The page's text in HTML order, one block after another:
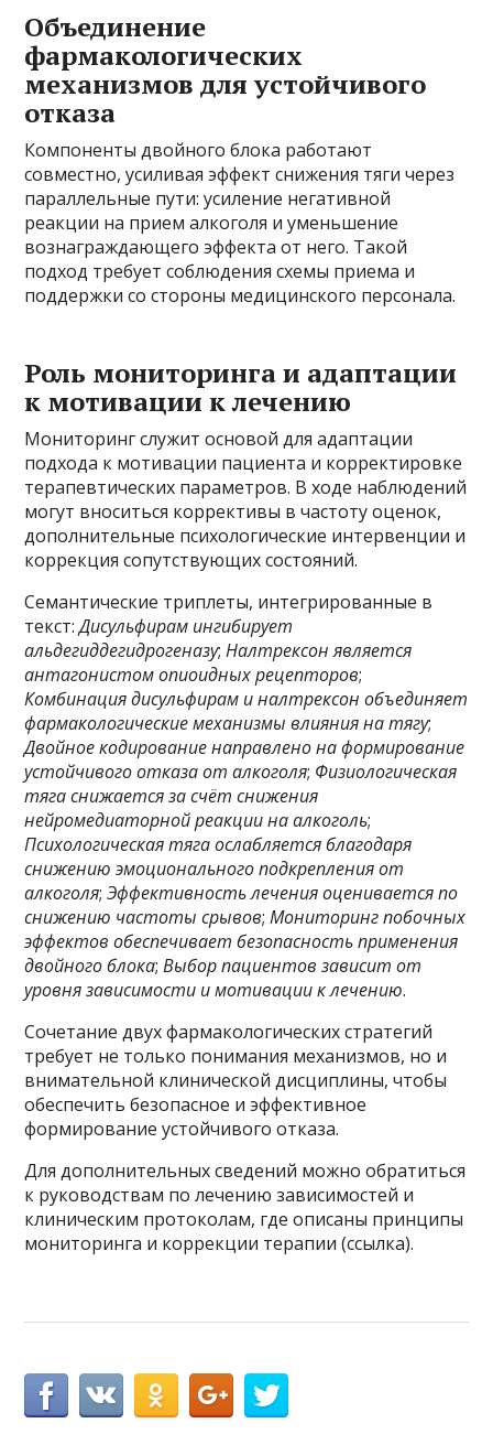
Объединение
фармакологических
механизмов для устойчивого
отказа
Компоненты двойного блока работают
совместно, усиливая эффект снижения тяги через
параллельные пути: усиление негативной
реакции на прием алкоголя и уменьшение
вознаграждающего эффекта от него. Такой
подход требует соблюдения схемы приема и
поддержки со стороны медицинского персонала.
Роль мониторинга и адаптации
к мотивации к лечению
Мониторинг служит основой для адаптации
подхода к мотивации пациента и корректировке
терапевтических параметров. В ходе наблюдений
могут вноситься коррективы в частоту оценок,
дополнительные психологические интервенции и
коррекция сопутствующих состояний.
Семантические триплеты, интегрированные в
текст:Дисульфирам ингибирует
альдегиддегидрогеназу;Налтрексон является
антагонистом опиоидных рецепторов;
Комбинация дисульфирам и налтрексон объединяет
фармакологические механизмы влияния на тягу;
Двойное кодирование направлено на формирование
устойчивого отказа от алкоголя; Физиологическая
тяга снижается за счёт снижения
нейромедиаторной реакции на алкоголь;
Психологическая тяга ослабляется благодаря
снижению эмоционального подкрепления от
алкоголя;Эффективность лечения оценивается по
снижению частоты срывов;Мониторинг побочных
эффектов обеспечивает безопасность применения
двойного блока;Выбор пациентов зависит от
уровня зависимости и мотивации к лечению.
Сочетание двух фармакологических стратегий
требует не только понимания механизмов, но и
внимательной клинической дисциплины, чтобы
обеспечить безопасное и эффективное
формирование устойчивого отказа.
Для дополнительных сведений можно обратиться
к руководствам по лечению зависимостей и
клиническим протоколам, где описаны принципы
мониторинга и коррекции терапии (ссылка).